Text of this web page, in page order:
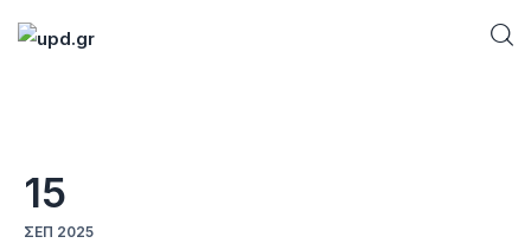
15
ΣΕΠ 2025